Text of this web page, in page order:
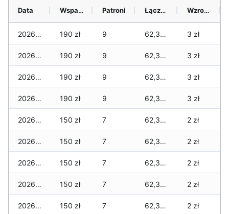
Data Wsparcie Patroni Łącznie Wzrost (28 dni)
2026-08-08 190 zł 9 62,385 zł 3 zł
2026-08-07 190 zł 9 62,385 zł 3 zł
2026-08-06 190 zł 9 62,355 zł 3 zł
2026-08-05 190 zł 9 62,355 zł 3 zł
2026-08-04 150 zł 7 62,315 zł 2 zł
2026-08-03 150 zł 7 62,315 zł 2 zł
2026-08-02 150 zł 7 62,315 zł 2 zł
2026-08-01 150 zł 7 62,315 zł 2 zł
2026-07-31 150 zł 7 62,315 zł 2 zł